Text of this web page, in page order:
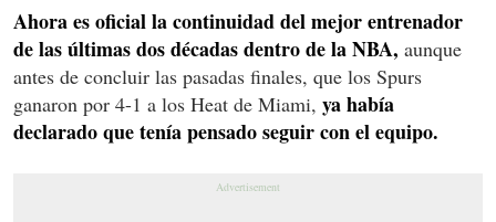
Ahora es oficial la continuidad del mejor entrenador
de las últimas dos décadas dentro de la NBA, aunque
antes de concluir las pasadas finales, que los Spurs
ganaron por 4-1 a los Heat de Miami, ya había
declarado que tenía pensado seguir con el equipo.